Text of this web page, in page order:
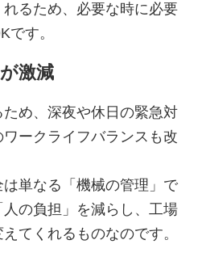
るため、必要な時に必要
です。
激減
め、深夜や休日の緊急対
ークライフバランスも改
単なる「機械の管理」で
の負担」を減らし、工場
てくれるものなのです。